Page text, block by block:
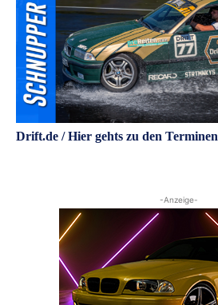
Drift.de / Hier gehts zu den Terminen
-Anzeige-